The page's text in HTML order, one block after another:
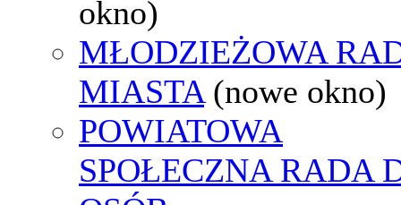
okno)
MŁODZIEŻOWA
MIASTA (nowe okno)
POWIATOWA
SPOŁECZNA RADA